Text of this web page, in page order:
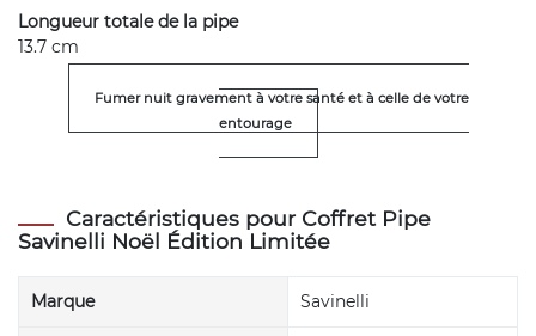
Longueur totale de la pipe
13.7 cm
Fumer nuit gravement à votre santé et à celle de votre
entourage
Caractéristiques pour Coffret Pipe
Savinelli Noël Édition Limitée
Marque Savinelli